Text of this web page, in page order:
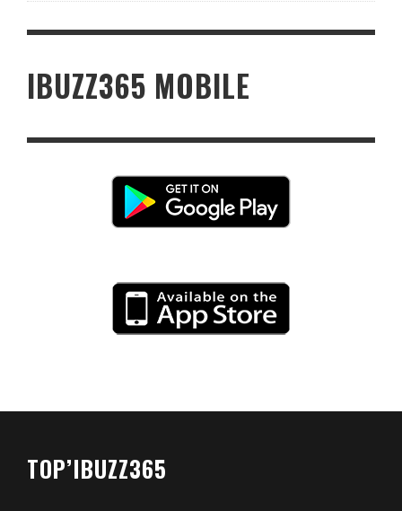
IBUZZ365 MOBILE
TOP’IBUZZ365